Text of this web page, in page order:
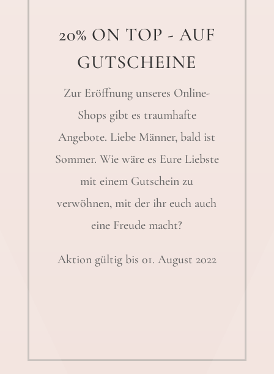
20% ON TOP - AUF
GUTSCHEINE
Zur Eröffnung unseres Online-
Shops gibt es traumhafte
Angebote. Liebe Männer, bald ist
Sommer. Wie wäre es Eure Liebste
mit einem Gutschein zu
verwöhnen, mit der ihr euch auch
eine Freude macht?
Aktion gültig bis 01. August 2022